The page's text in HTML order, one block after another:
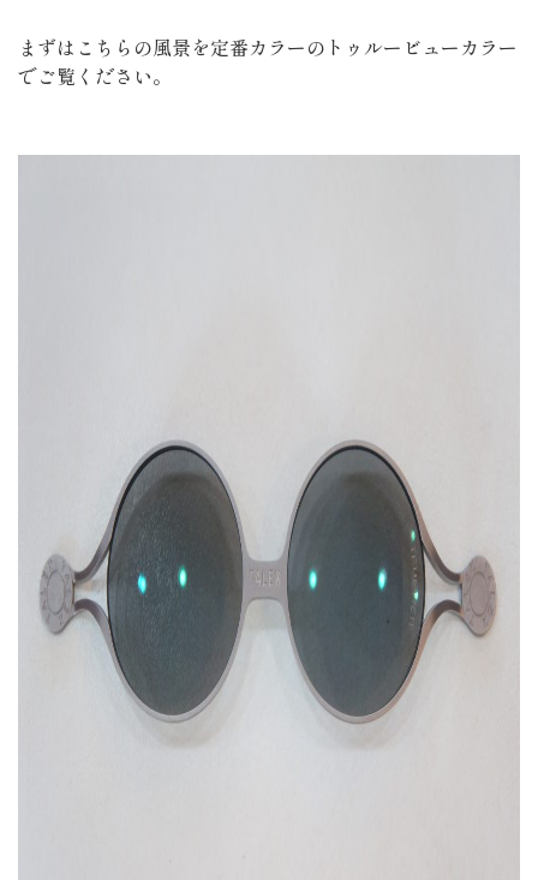
まずはこちらの風景を定番カラーのトゥルービューカラー
でご覧ください。